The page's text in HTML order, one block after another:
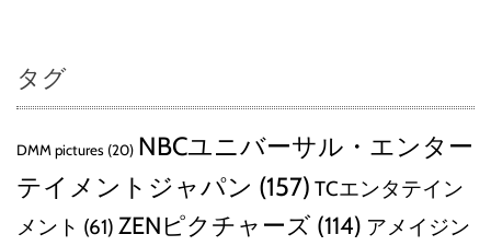
タグ
DMM pictures (20) NBCユニバーサル・エンター
テイメントジャパン (157) TCエンタテイン
メント (61) ZENピクチャーズ (114) アメイジン